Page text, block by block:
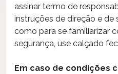
assinar termo de
instruções de direção e de
como para se familiarizar
segurança, use calçado
Em caso de condições